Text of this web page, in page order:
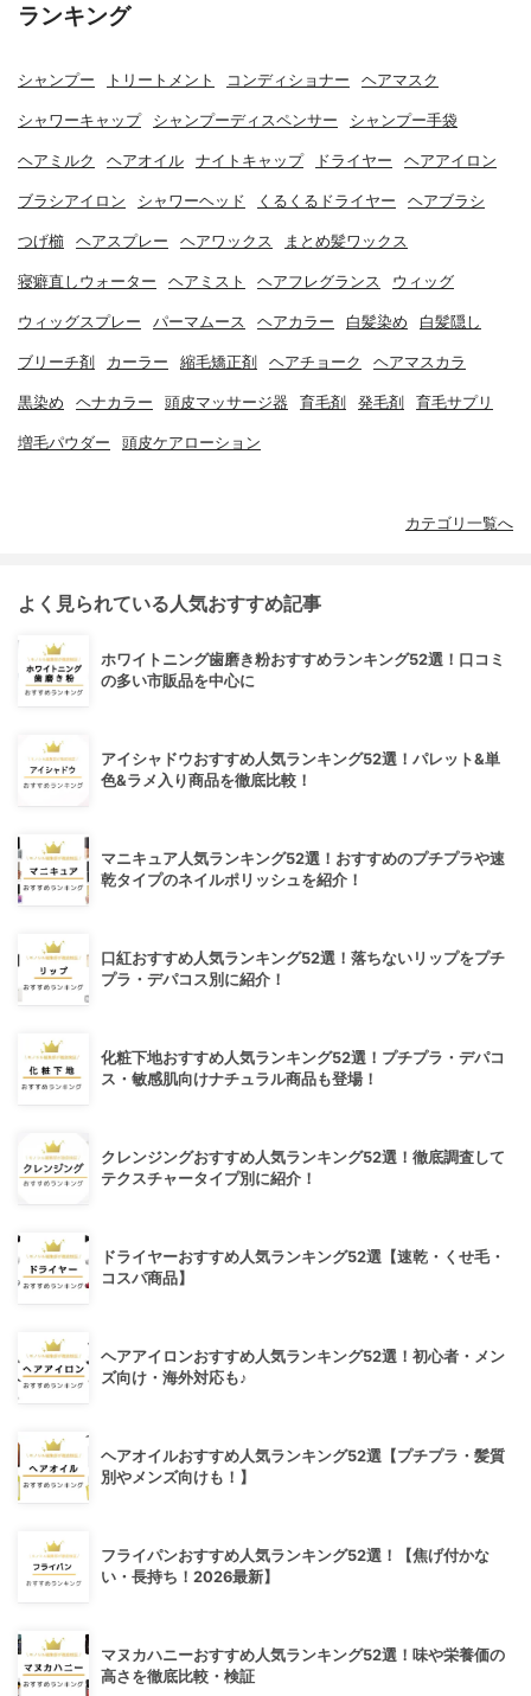
ランキング
シャンプー トリートメント コンディショナー ヘアマスク
シャワーキャップ シャンプーディスペンサー シャンプー手袋
ヘアミルク ヘアオイル ナイトキャップ ドライヤー ヘアアイロン
ブラシアイロン シャワーヘッド くるくるドライヤー ヘアブラシ
つげ櫛 ヘアスプレー ヘアワックス まとめ髪ワックス
寝癖直しウォーター ヘアミスト ヘアフレグランス ウィッグ
ウィッグスプレー パーマムース ヘアカラー 白髪染め 白髪隠し
ブリーチ剤 カーラー 縮毛矯正剤 ヘアチョーク ヘアマスカラ
黒染め ヘナカラー 頭皮マッサージ器 育毛剤 発毛剤 育毛サプリ
増毛パウダー 頭皮ケアローション
カテゴリ一覧へ
よく見られている人気おすすめ記事
ホワイトニング歯磨き粉おすすめランキング52選！口コミ
の多い市販品を中心に
アイシャドウおすすめ人気ランキング52選！パレット&単
色&ラメ入り商品を徹底比較！
マニキュア人気ランキング52選！おすすめのプチプラや速
乾タイプのネイルポリッシュを紹介！
口紅おすすめ人気ランキング52選！落ちないリップをプチ
プラ・デパコス別に紹介！
化粧下地おすすめ人気ランキング52選！プチプラ・デパコ
ス・敏感肌向けナチュラル商品も登場！
クレンジングおすすめ人気ランキング52選！徹底調査して
テクスチャータイプ別に紹介！
ドライヤーおすすめ人気ランキング52選【速乾・くせ毛・
コスパ商品】
ヘアアイロンおすすめ人気ランキング52選！初心者・メン
ズ向け・海外対応も♪
ヘアオイルおすすめ人気ランキング52選【プチプラ・髪質
別やメンズ向けも！】
フライパンおすすめ人気ランキング52選！【焦げ付かな
い・長持ち！2026最新】
マヌカハニーおすすめ人気ランキング52選！味や栄養価の
高さを徹底比較・検証